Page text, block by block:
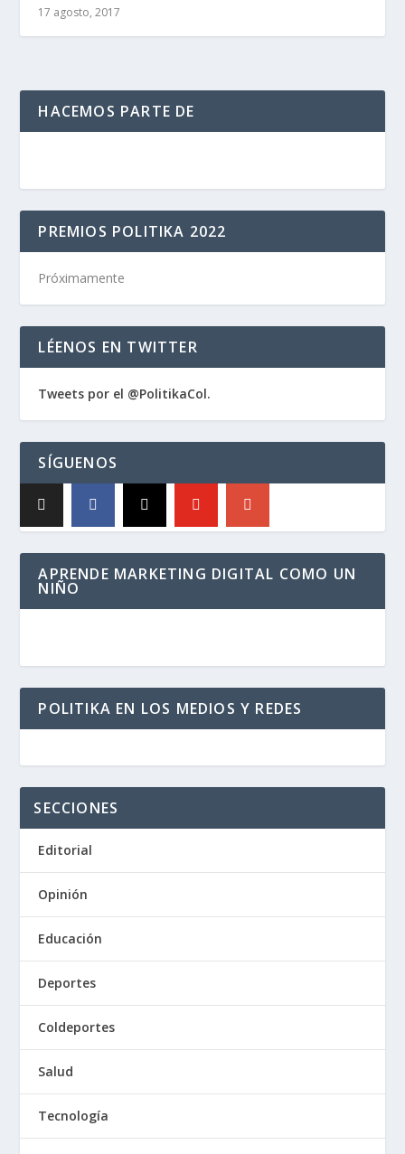
17 agosto, 2017
HACEMOS PARTE DE
PREMIOS POLITIKA 2022
Próximamente
LÉENOS EN TWITTER
Tweets por el @PolitikaCol.
SÍGUENOS
APRENDE MARKETING DIGITAL COMO UN
NIÑO
POLITIKA EN LOS MEDIOS Y REDES
SECCIONES
Editorial
Opinión
Educación
Deportes
Coldeportes
Salud
Tecnología